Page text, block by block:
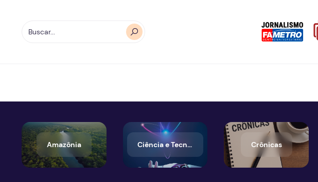
Amazônia Ciência e Tecnologia Crônicas